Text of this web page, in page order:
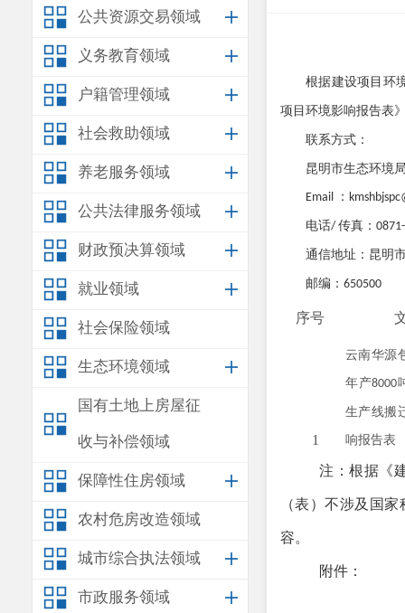
公共资源交易领域
义务教育领域
户籍管理领域
社会救助领域
养老服务领域
公共法律服务领域
财政预决算领域
就业领域
社会保险领域
生态环境领域
国有土地上房屋征
收与补偿领域
保障性住房领域
农村危房改造领域
城市综合执法领域
市政服务领域
根据建设项目环
项目环境影响报告表
联系方式 ：
昆明市生态环境
Email ：
电话/ 传真：
通信地址：昆明
邮编： 650500
序号
1
云南华源
年产8000
生产线搬
响报告表
注：根据《
（表）不涉及国家
容。
附件：